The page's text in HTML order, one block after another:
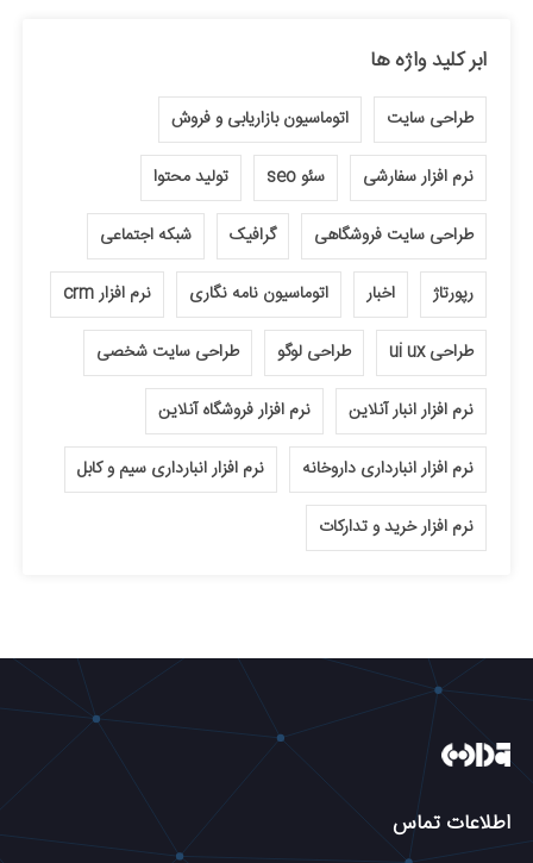
ابر کلید واژه ها
طراحی سایت اتوماسیون بازاریابی و فروش
نرم افزار سفارشی سئو seo تولید محتوا
طراحی سایت فروشگاهی گرافیک شبکه اجتماعی
رپورتاژ اخبار اتوماسیون نامه نگاری نرم افزار crm
طراحی ui ux طراحی لوگو طراحی سایت شخصی
نرم افزار انبار آنلاین نرم افزار فروشگاه آنلاین
نرم افزار انبارداری داروخانه نرم افزار انبارداری سیم و کابل
نرم افزار خرید و تدارکات
اطلاعات تماس